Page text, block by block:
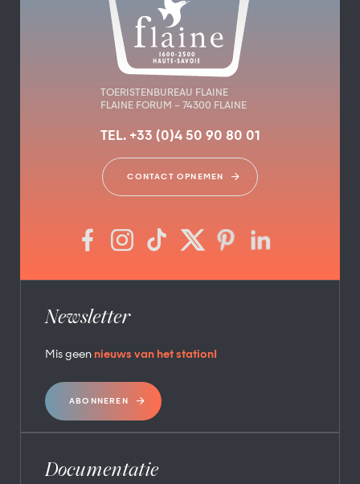
TOERISTENBUREAU FLAINE
FLAINE FORUM – 74300 FLAINE
TEL. +33 (0)4 50 90 80 01
CONTACT OPNEMEN
Newsletter
Mis geen nieuws van het station!
ABONNEREN
Documentatie